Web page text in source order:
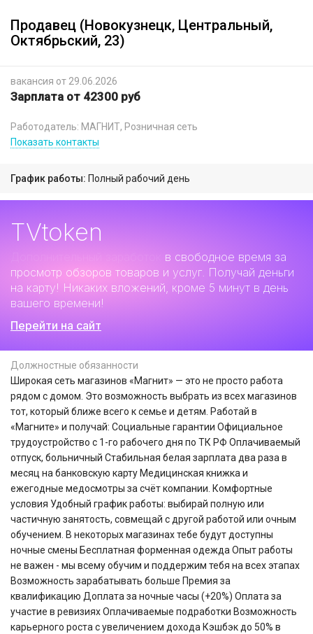
Продавец (Новокузнецк, Центральный,
Октябрьский, 23)
вакансия от 29.06.2026
Зарплата от 42300 руб
Работодатель: МАГНИТ, Розничная сеть
Показать контакты
График работы: Полный рабочий день
TVtoken
в свободное время за
просмотр обзоров товаров и услуг. Получай деньги
на карту! Никаких вложений, кроме 5 минут в день
вашего времени!
Перейти на сайт
Должностные обязанности
Широкая сеть магазинов «Магнит» — это не просто работа
рядом с домом. Это возможность выбрать из всех магазинов
тот, который ближе всего к семье и детям. Работай в
«Магните» и получай: Социальные гарантии Официальное
трудоустройство с 1-го рабочего дня по ТК РФ Оплачиваемый
отпуск, больничный Стабильная белая зарплата два раза в
месяц на банковскую карту Медицинская книжка и
ежегодные медосмотры за счёт компании. Комфортные
условия Удобный график работы: выбирай полную или
частичную занятость, совмещай с другой работой или очным
обучением. В некоторых магазинах тебе будут доступны
ночные смены Бесплатная форменная одежда Опыт работы
не важен - мы всему обучим и поддержим тебя на всех этапах
Возможность зарабатывать больше Премия за
квалификацию Доплата за ночные часы (+20%) Оплата за
участие в ревизиях Оплачиваемые подработки Возможность
карьерного роста с увеличением дохода Кэшбэк до 50% в